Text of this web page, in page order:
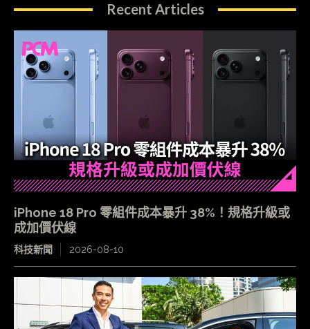
Recent Articles
iPhone 18 Pro 零組件成本暴升 38%！規格升級或
成加價伏線
科技新聞 2026-08-10